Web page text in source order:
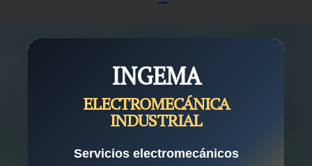
INGEMA
ELECTROMECÁNICA
INDUSTRIAL
Servicios electromecánicos